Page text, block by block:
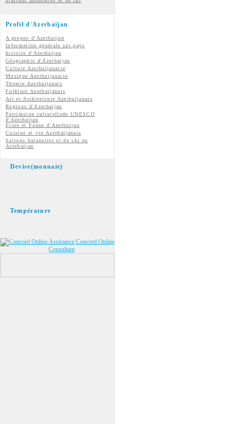
Profil d'Azerbaïjan
A propos d'Azerbaïjan
Information générale sur pays
histoire d'Azerbaïjan
Géographie d'Azerbaïjan
Culture Azerbaïjanaise
Musique Azerbaïjanaise
Theatre Azerbaïjanais
Folklore Azerbaïjanais
Art et Architecture Azerbaïjanais
Regions d'Azerbaïjan
Patrimoine culturellede UNESCO
d'Azerbaïjan
Flore et Faune d'Azerbaïjan
Cuisine et vin Azerbaïjanais
Sations balneaires et de ski en
Azerbaïjan
Devise(monnaie)
Température